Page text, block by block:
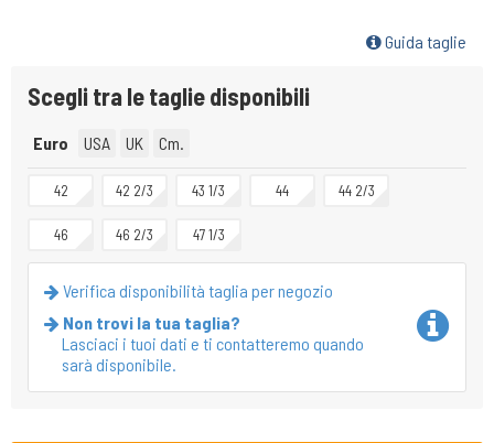
Guida taglie
Scegli tra le taglie disponibili
Euro USA UK Cm.
42 42 2/3 43 1/3 44 44 2/3
46 46 2/3 47 1/3
Verifica disponibilità taglia per negozio
Non trovi la tua taglia?
Lasciaci i tuoi dati e ti contatteremo quando
sarà disponibile.